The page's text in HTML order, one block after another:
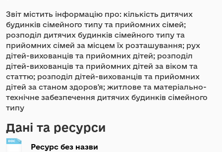
Звіт містить інформацію про: кількість дитячих
будинків сімейного типу та прийомних сімей;
розподіл дитячих будинків сімейного типу та
прийомних сімей за місцем їх розташування; рух
дітей-вихованців та прийомних дітей; розподіл
дітей-вихованців та прийомних дітей за віком та
статтю; розподіл дітей-вихованців та прийомних
дітей за станом здоров'я; житлове та матеріально-
технічне забезпечення дитячих будинків сімейного
типу
Дані та ресурси
Ресурс без назви